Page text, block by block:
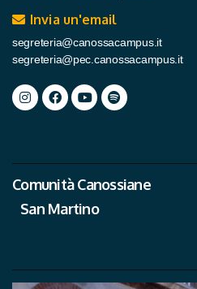
Invia un'email
segreteria@canossacampus.it
segreteria@pec.canossacampus.it
Comunità Canossiane
San Martino